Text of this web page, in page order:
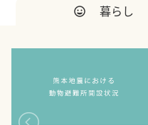
暮らし